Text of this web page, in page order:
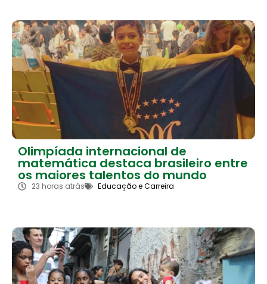
Olimpíada internacional de
matemática destaca brasileiro entre
os maiores talentos do mundo
23 horas atrás Educação e Carreira